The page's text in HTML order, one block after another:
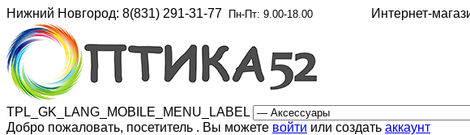
Нижний Новгород: 8(831) 291-31-77 Пн-Пт: 9.00-18.00 Интернет-
TPL_GK_LANG_MOBILE_MENU_LABEL
Добро пожаловать, посетитель . Вы можете войти или создать аккаунт